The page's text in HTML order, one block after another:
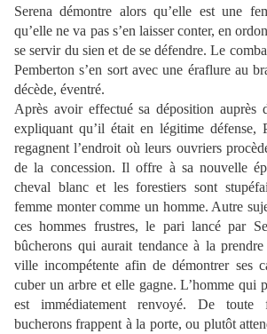
Serena démontre alors qu’elle est une
qu’elle ne va pas s’en laisser conter, en
se servir du sien et de se défendre. Le
Pemberton s’en sort avec une éraflure au
décède, éventré.
Après avoir effectué sa déposition auprès
expliquant qu’il était en légitime défense,
regagnent l’endroit où leurs ouvriers
de la concession. Il offre à sa nouvelle
cheval blanc et les forestiers sont
femme monter comme un homme. Autre
ces hommes frustres, le pari lancé par
bûcherons qui aurait tendance à la
ville incompétente afin de démontrer ses
cuber un arbre et elle gagne. L’homme qui
est immédiatement renvoyé. De toute
bucherons frappent à la porte, ou plutôt